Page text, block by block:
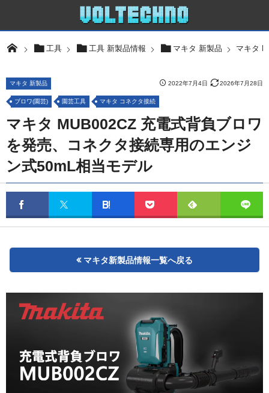
工具 工具 新製品情報 マキタ 新製品 マキタ
2022年7月4日 2026年7月28日
マキタ 新製品
ブロワ(園芸) 園芸工具 マキタ コネクタ接続
マキタ MUB002CZ 充電式背負ブロワ
を発売、コネクタ接続専用のエンジ
ン式50mL相当モデル
マキタ新製品情報一覧へ戻る